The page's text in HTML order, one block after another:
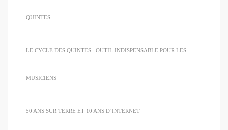
QUINTES
LE CYCLE DES QUINTES : OUTIL INDISPENSABLE POUR LES
MUSICIENS
50 ANS SUR TERRE ET 10 ANS D’INTERNET